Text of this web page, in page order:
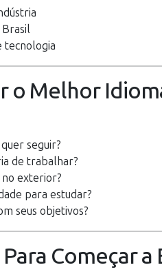
Brasil
tecnologia
o Melhor
seguir?
de trabalhar?
exterior?
para estudar?
seus objetivos?
Começar a